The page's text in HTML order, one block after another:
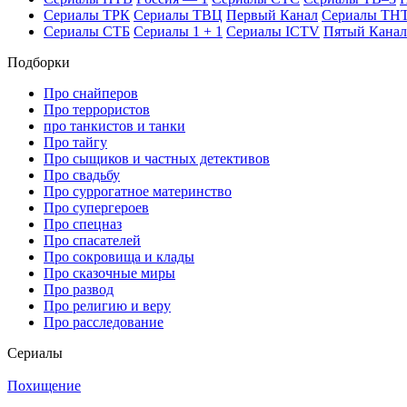
Се­риа­лы ТРК Се­риа­лы ТВЦ Пер­вый Ка­нал Се­риа­лы
Се­риа­лы СТБ Се­риа­лы 1 + 1 Се­риа­лы ICTV Пя­тый Ка­нал
Подборки
Про снайперов
Про террористов
про танкистов и танки
Про тайгу
Про сыщиков и частных детективов
Про свадьбу
Про суррогатное материнство
Про супергероев
Про спецназ
Про спасателей
Про сокровища и клады
Про сказочные миры
Про развод
Про религию и веру
Про расследование
Се­риа­лы
Похищение